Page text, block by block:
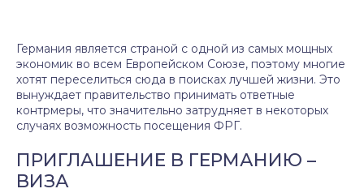
Германия является страной с одной из самых мощных
экономик во всем Европейском Союзе, поэтому многие
хотят переселиться сюда в поисках лучшей жизни. Это
вынуждает правительство принимать ответные
контрмеры, что значительно затрудняет в некоторых
случаях возможность посещения ФРГ.
ПРИГЛАШЕНИЕ В ГЕРМАНИЮ –
ВИЗА